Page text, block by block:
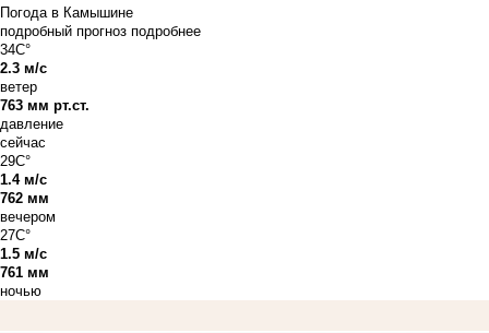
Погода в Камышине
подробный прогноз подробнее
34C°
2.3 м/с
ветер
763 мм рт.ст.
давление
сейчас
29C°
1.4 м/с
762 мм
вечером
27C°
1.5 м/с
761 мм
ночью